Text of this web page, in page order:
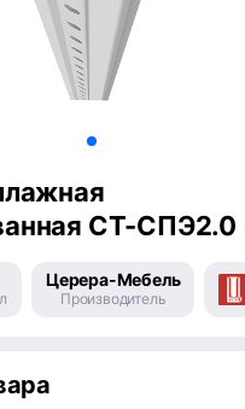
СТ-СПЭ2.0
Церера-Мебель
Производитель